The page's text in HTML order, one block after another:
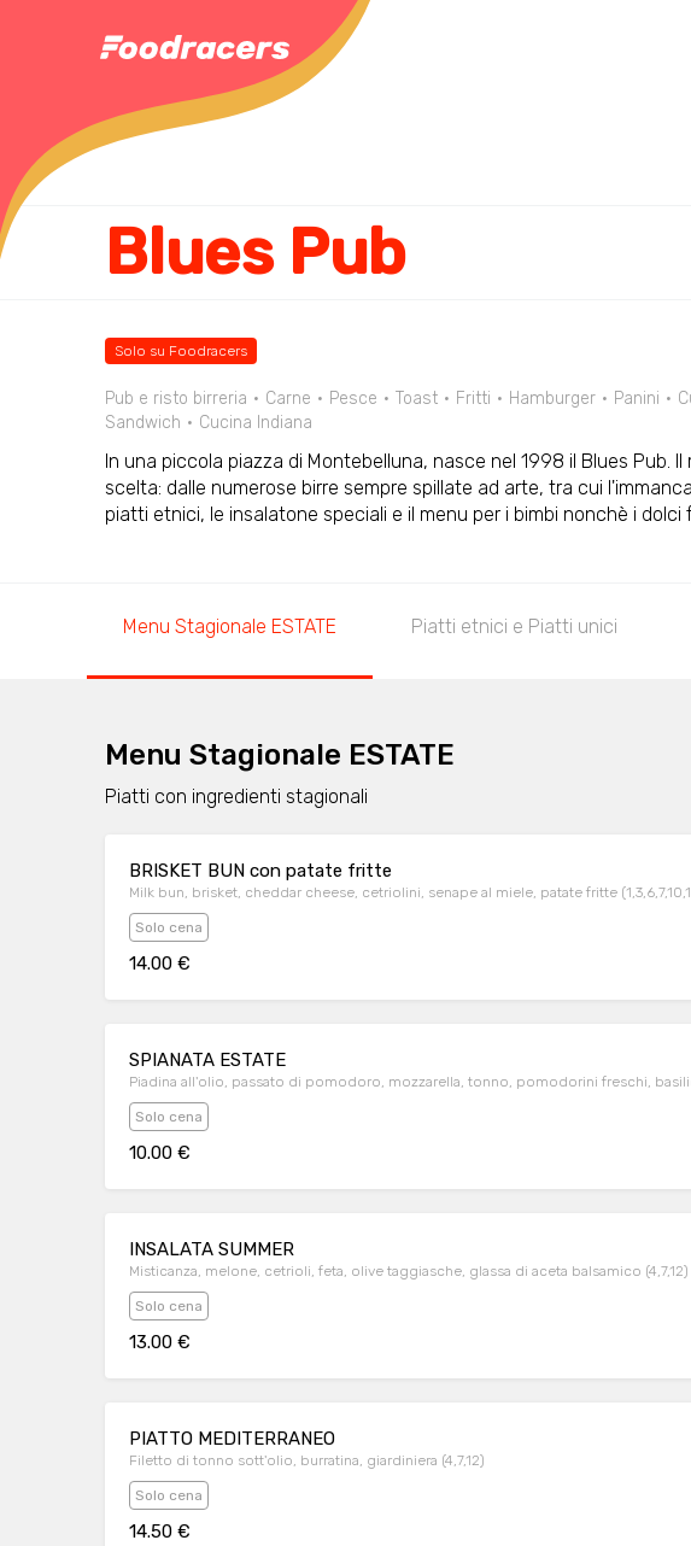
Blues Pub
Solo su Foodracers
Pub e risto birreria Carne Pesce Toast Fritti Hamburger Panini
Sandwich
Cucina Indiana
In una piccola piazza di Montebelluna, nasce nel 1998 il Blues Pub.
scelta: dalle numerose birre sempre spillate ad arte, tra cui
piatti etnici, le insalatone speciali e il menu per i bimbi nonchè i
Menu Stagionale ESTATE Piatti etnici e Piatti unici
Menu Stagionale ESTATE
Piatti con ingredienti stagionali
BRISKET BUN con patate fritte
Milk bun, brisket, cheddar cheese, cetriolini, senape al miele, patate fritte
Solo cena
14.00 €
SPIANATA ESTATE
Piadina all'olio, passato di pomodoro, mozzarella, tonno, pomodorini freschi,
Solo cena
10.00 €
INSALATA SUMMER
Misticanza, melone, cetrioli, feta, olive taggiasche, glassa di aceta balsamico (4,7,12)
Solo cena
13.00 €
PIATTO MEDITERRANEO
Filetto di tonno sott'olio, burratina, giardiniera (4,7,12)
Solo cena
14.50 €